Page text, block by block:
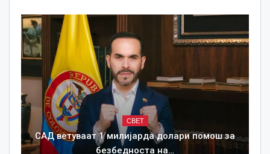
СВЕТ
САД ветуваат 1 милијарда долари помош за
безбедноста на…